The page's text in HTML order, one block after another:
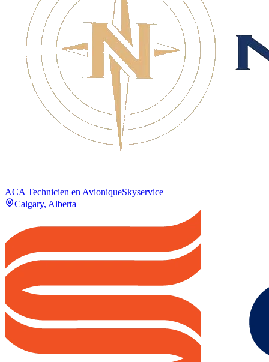
ACA Technicien en AvioniqueSkyservice
Calgary, Alberta